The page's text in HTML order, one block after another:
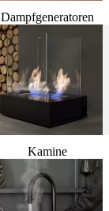
Dampfgeneratoren
Kamine